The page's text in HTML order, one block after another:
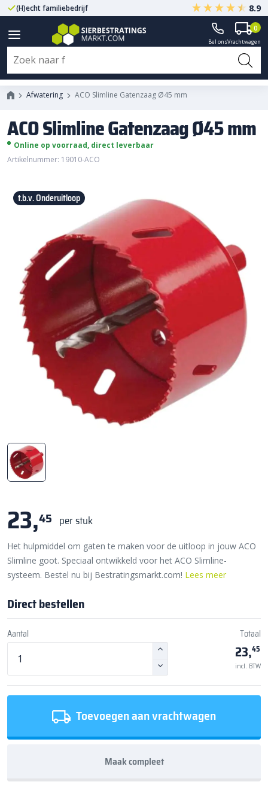
(H)echt familiebedrijf Gegarandeerd A-kwaliteit
8.9
Bel onsVrachtwagen
0
Afwatering ACO Slimline Gatenzaag Ø45 mm
ACO Slimline Gatenzaag Ø45 mm
Online op voorraad, direct leverbaar
Artikelnummer: 19010-ACO
t.b.v. Onderuitloop
23,45 per stuk
Het hulpmiddel om gaten te maken voor de uitloop in jouw ACO
Slimline goot. Speciaal ontwikkeld voor het ACO Slimline-
systeem. Bestel nu bij Bestratingsmarkt.com! Lees meer
Direct bestellen
Aantal Totaal
23,45
incl. BTW
Toevoegen aan vrachtwagen
Maak compleet
ACO Slimline Gatenzaag Ø45 mm